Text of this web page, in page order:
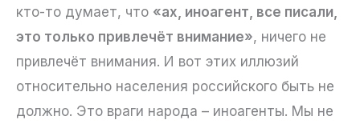
кто-то думает, что «ах, иноагент, все писали,
это только привлечёт внимание», ничего не
привлечёт внимания. И вот этих иллюзий
относительно населения российского быть не
должно. Это враги народа – иноагенты. Мы не